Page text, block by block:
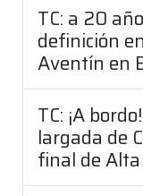
TC: a 20
definición
Aventín en
TC: ¡A
largada de
final de